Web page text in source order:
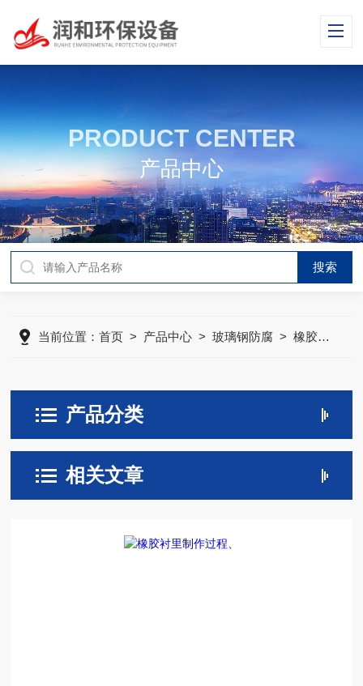
PRODUCT CENTER
产品中心
当前位置：首页 > 产品中心 >玻璃钢防腐 >橡胶防腐衬里
产品分类
相关文章